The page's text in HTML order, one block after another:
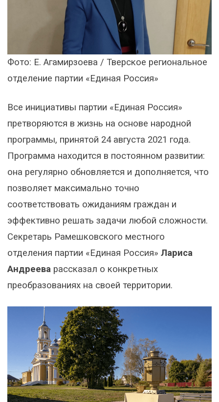
Фото: Е. Агамирзоева / Тверское региональное
отделение партии «Единая Россия»
Все инициативы партии «Единая Россия»
претворяются в жизнь на основе народной
программы, принятой 24 августа 2021 года.
Программа находится в постоянном развитии:
она регулярно обновляется и дополняется, что
позволяет максимально точно
соответствовать ожиданиям граждан и
эффективно решать задачи любой сложности.
Секретарь Рамешковского местного
отделения партии «Единая Россия» Лариса
Андреева рассказал о конкретных
преобразованиях на своей территории.